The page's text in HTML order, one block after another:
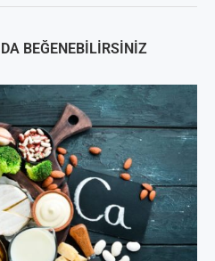
BEĞENEBILIRSINIZ